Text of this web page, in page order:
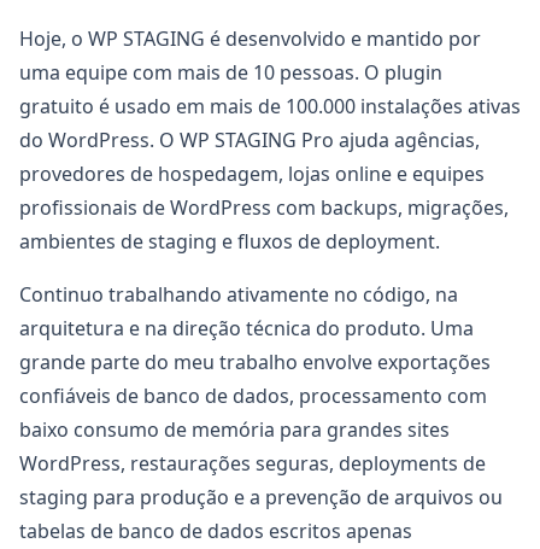
Hoje, o WP STAGING é desenvolvido e mantido por
uma equipe com mais de 10 pessoas. O plugin
gratuito é usado em mais de 100.000 instalações ativas
do WordPress. O WP STAGING Pro ajuda agências,
provedores de hospedagem, lojas online e equipes
profissionais de WordPress com backups, migrações,
ambientes de staging e fluxos de deployment.
Continuo trabalhando ativamente no código, na
arquitetura e na direção técnica do produto. Uma
grande parte do meu trabalho envolve exportações
confiáveis de banco de dados, processamento com
baixo consumo de memória para grandes sites
WordPress, restaurações seguras, deployments de
staging para produção e a prevenção de arquivos ou
tabelas de banco de dados escritos apenas